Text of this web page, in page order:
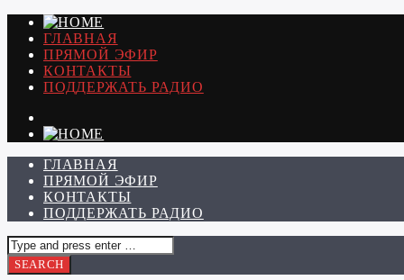
ГЛАВНАЯ
ПРЯМОЙ ЭФИР
КОНТАКТЫ
ПОДДЕРЖАТЬ РАДИО
ГЛАВНАЯ
ПРЯМОЙ ЭФИР
КОНТАКТЫ
ПОДДЕРЖАТЬ РАДИО